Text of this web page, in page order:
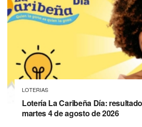
LOTERIAS
Lotería La Caribeña Día:
martes 4 de agosto de 2026